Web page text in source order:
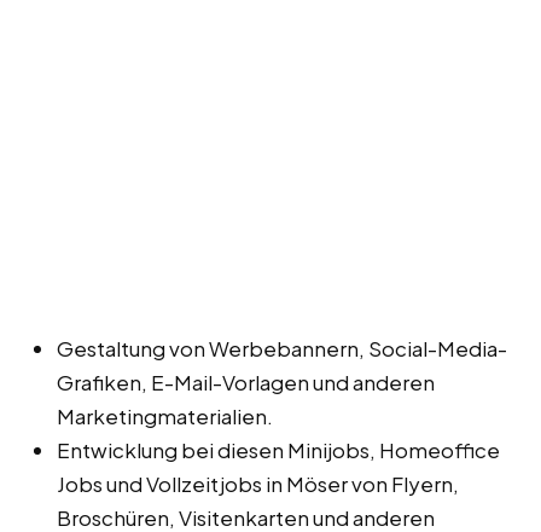
Gestaltung von Werbebannern, Social-Media-
Grafiken, E-Mail-Vorlagen und anderen
Marketingmaterialien.
Entwicklung bei diesen Minijobs, Homeoffice
Jobs und Vollzeitjobs in Möser von Flyern,
Broschüren, Visitenkarten und anderen